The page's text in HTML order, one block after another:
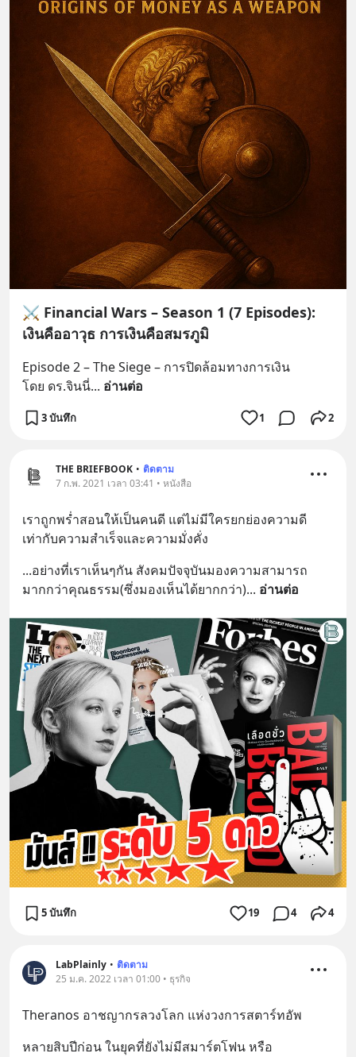
⚔️ Financial Wars – Season 1 (7 Episodes):
เงินคืออาวุธ การเงินคือสมรภูมิ
Episode 2 – The Siege – การปิดล้อมทางการเงิน
โดย ดร.จินนี่... อ่านต่อ
3 บันทึก 1 2
THE BRIEFBOOK • ติดตาม
7 ก.พ. 2021 เวลา 03:41 • หนังสือ
เราถูกพร่ำสอนให้เป็นคนดี แต่ไม่มีใครยกย่องความดี
เท่ากับความสำเร็จและความมั่งคั่ง
...อย่างที่เราเห็นๆกัน สังคมปัจจุบันมองความสามารถ
มากกว่าคุณธรรม(ซึ่งมองเห็นได้ยากกว่า)... อ่านต่อ
5 บันทึก 19 4 4
LabPlainly • ติดตาม
25 ม.ค. 2022 เวลา 01:00 • ธุรกิจ
Theranos อาชญากรลวงโลก แห่งวงการสตาร์ทอัพ
หลายสิบปีก่อน ในยุคที่ยังไม่มีสมาร์ตโฟน หรือ